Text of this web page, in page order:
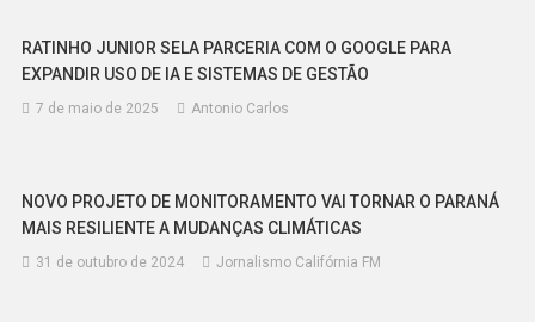
RATINHO JUNIOR SELA PARCERIA COM O GOOGLE PARA
EXPANDIR USO DE IA E SISTEMAS DE GESTÃO
7 de maio de 2025 Antonio Carlos
NOVO PROJETO DE MONITORAMENTO VAI TORNAR O PARANÁ
MAIS RESILIENTE A MUDANÇAS CLIMÁTICAS
31 de outubro de 2024 Jornalismo Califórnia FM